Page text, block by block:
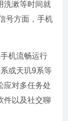
洗漱等时间就
号方面，手机
机流畅运行
或天玑9系等
应对多任务处
件以及社交聊